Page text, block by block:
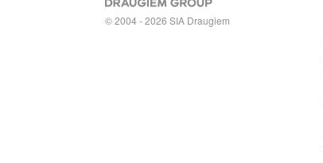
©2004 - 2026 SIA Draugiem